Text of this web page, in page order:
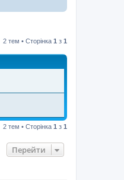
2 тем • Сторінка 1 з 1
2 тем • Сторінка 1 з 1
Перейти